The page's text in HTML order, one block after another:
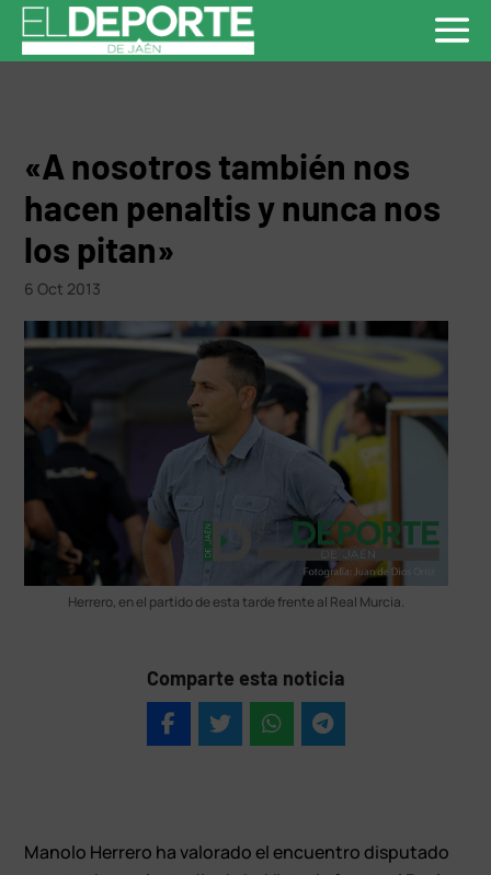
«A nosotros también nos
hacen penaltis y nunca nos
los pitan»
6 Oct 2013
Herrero, en el partido de esta tarde frente al Real Murcia.
Comparte esta noticia
Manolo Herrero ha valorado el encuentro disputado